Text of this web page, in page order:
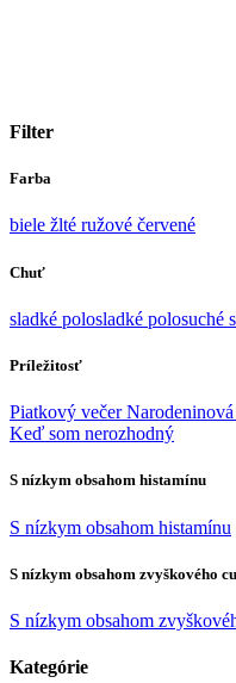
Filter
Farba
biele žlté ružové červené
Chuť
sladké polosladké polosuché
Príležitosť
Piatkový večerNarodeninová
Keď som nerozhodný
S nízkym obsahom histamínu
S nízkym obsahom histamínu
S nízkym obsahom zvyškového
S nízkym obsahom
Kategórie